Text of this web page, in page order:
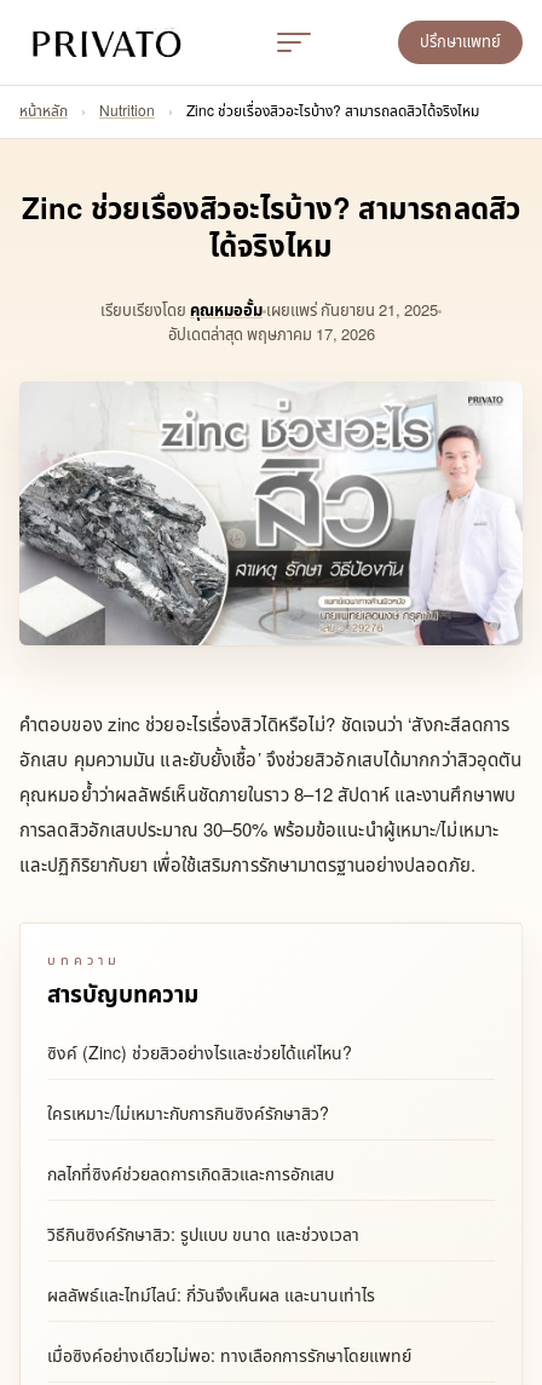
ปรึกษาแพทย์
หน้าหลัก › Nutrition › Zinc ช่วยเรื่องสิวอะไรบ้าง? สามารถลดสิวได้จริงไหม
Zinc ช่วยเรื่องสิวอะไรบ้าง? สามารถลดสิว
ได้จริงไหม
เรียบเรียงโดย คุณหมออั้ม เผยแพร่ กันยายน 21, 2025
อัปเดตล่าสุด พฤษภาคม 17, 2026
คำตอบของ zinc ช่วยอะไรเรื่องสิวไดิหรือไม่? ชัดเจนว่า ‘สังกะสีลดการ
อักเสบ คุมความมัน และยับยั้งเชื้อ’ จึงช่วยสิวอักเสบได้มากกว่าสิวอุดตัน
คุณหมอย้ำว่าผลลัพธ์เห็นชัดภายในราว 8–12 สัปดาห์ และงานศึกษาพบ
การลดสิวอักเสบประมาณ 30–50% พร้อมข้อแนะนำผู้เหมาะ/ไม่เหมาะ
และปฏิกิริยากับยา เพื่อใช้เสริมการรักษามาตรฐานอย่างปลอดภัย.
บทความ
สารบัญบทความ
ซิงค์ (Zinc) ช่วยสิวอย่างไรและช่วยได้แค่ไหน?
ใครเหมาะ/ไม่เหมาะกับการกินซิงค์รักษาสิว?
กลไกที่ซิงค์ช่วยลดการเกิดสิวและการอักเสบ
วิธีกินซิงค์รักษาสิว: รูปแบบ ขนาด และช่วงเวลา
ผลลัพธ์และไทม์ไลน์: กี่วันจึงเห็นผล และนานเท่าไร
เมื่อซิงค์อย่างเดียวไม่พอ: ทางเลือกการรักษาโดยแพทย์